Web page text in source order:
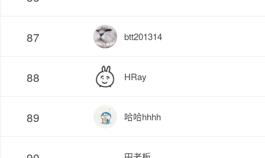
87 btt201314
88 HRay
89 哈哈hhhh